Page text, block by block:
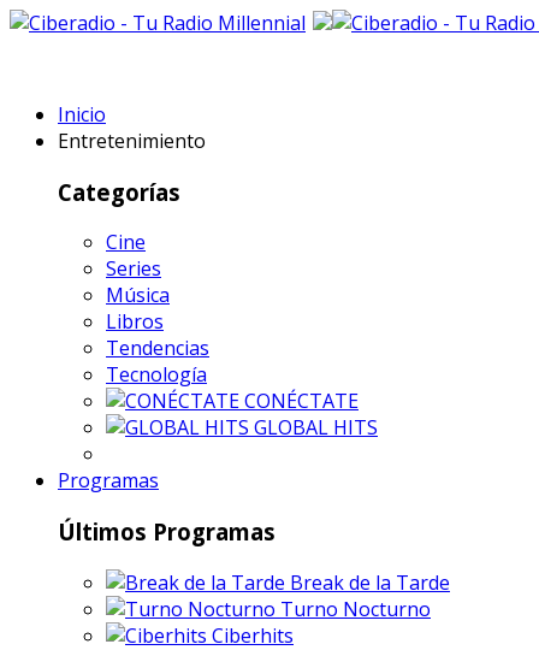
Inicio
Entretenimiento
Categorías
Cine
Series
Música
Libros
Tendencias
Tecnología
CONÉCTATE
GLOBAL HITS
Programas
Últimos Programas
Break de la Tarde
Turno Nocturno
Ciberhits